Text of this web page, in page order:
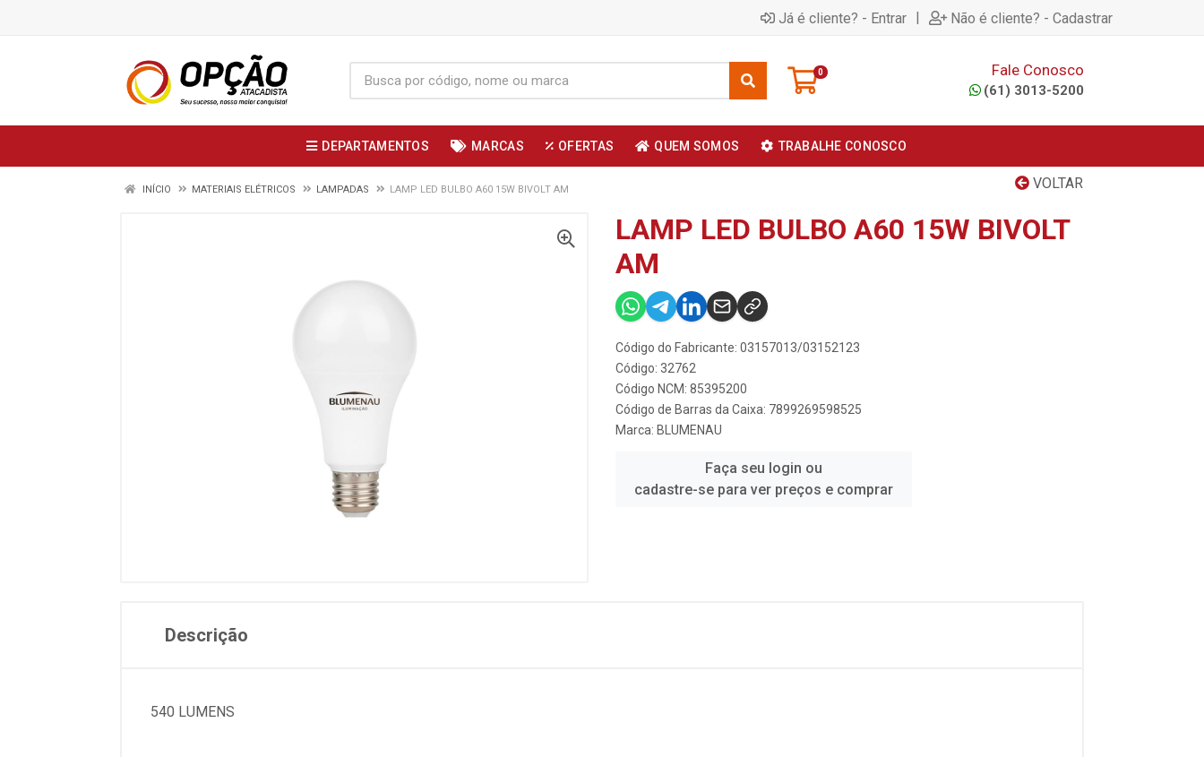
Já é cliente? - Entrar | Não é cliente? - Cadastrar
0 Fale Conosco
(61) 3013-5200
DEPARTAMENTOS MARCAS OFERTAS QUEM SOMOS TRABALHE CONOSCO
VOLTAR
INÍCIO MATERIAIS ELÉTRICOS LAMPADAS LAMP LED BULBO A60 15W BIVOLT AM
LAMP LED BULBO A60 15W BIVOLT
AM
Código do Fabricante: 03157013/03152123
Código: 32762
Código NCM: 85395200
Código de Barras da Caixa: 7899269598525
Marca: BLUMENAU
Faça seu login ou
cadastre-se para ver preços e comprar
Descrição
540 LUMENS